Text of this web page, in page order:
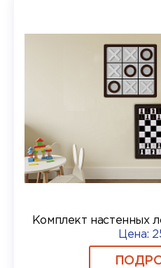
Комплект настенных
Цена: